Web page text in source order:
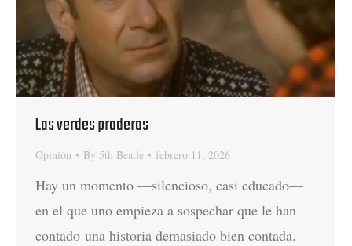
Las verdes praderas
Opinión By 5th Beatle febrero 11, 2026
Hay un momento —silencioso, casi educado—
en el que uno empieza a sospechar que le han
contado una historia demasiado bien contada.